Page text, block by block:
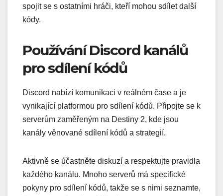
spojit se s ostatními hráči, kteří mohou sdílet další
kódy.
Používání Discord kanálů
pro sdílení kódů
Discord nabízí komunikaci v reálném čase a je
vynikající platformou pro sdílení kódů. Připojte se k
serverům zaměřeným na Destiny 2, kde jsou
kanály věnované sdílení kódů a strategií.
Aktivně se účastněte diskuzí a respektujte pravidla
každého kanálu. Mnoho serverů má specifické
pokyny pro sdílení kódů, takže se s nimi seznamte,